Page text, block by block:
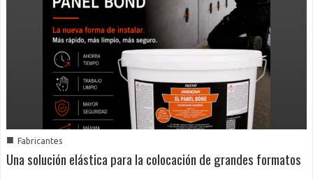
■ Fabricantes
Una solución elástica para la colocación de grandes formatos